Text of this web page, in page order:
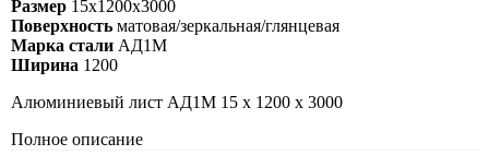
Размер 15х1200х3000
Поверхность матовая/зеркальная/глянцевая
Марка стали АД1М
Ширина 1200
Алюминиевый лист АД1М 15 х 1200 х 3000
Полное описание